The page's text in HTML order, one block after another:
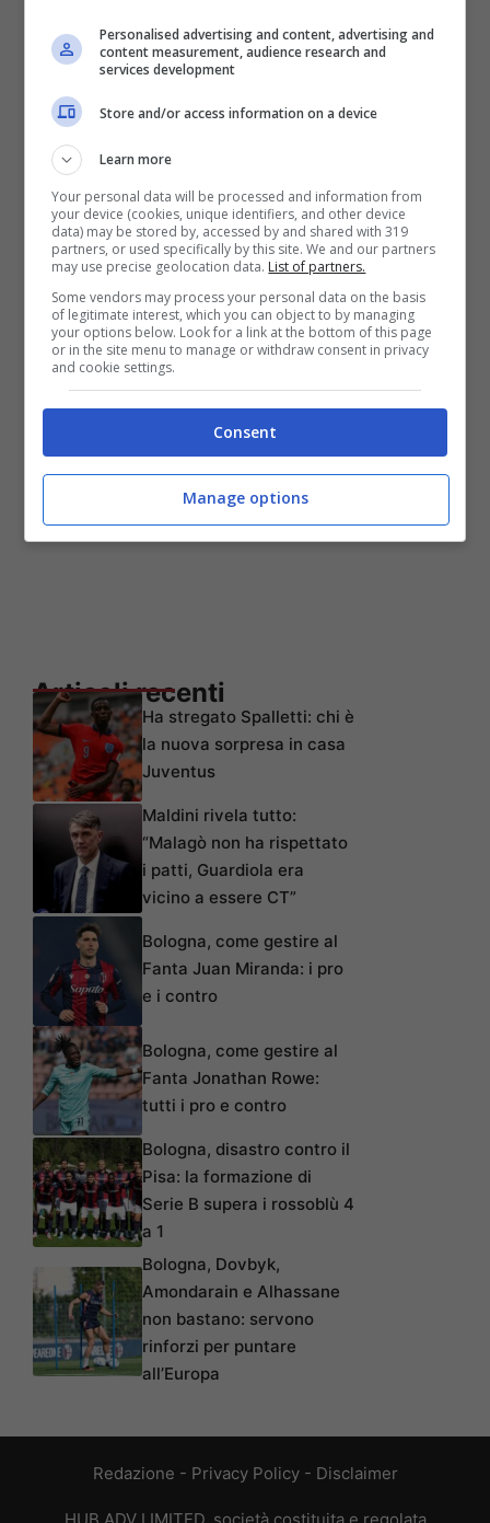
perdere di vista le piste estere: Pellegri, Niane
in uscita, diversi giornali di Buenos Aires
confermano l'arrivo di Medel in Argentina, al
Boca. Dall'america meridionale potrebbe però
giungere anche il suo potenziale sostituto:
Gonzalo Montiel, 23 anni e terzino destro
valutato dal club 8 milioni.
Articoli recenti
Ha stregato Spalletti: chi è
la nuova sorpresa in casa
Juventus
Maldini rivela tutto:
“Malagò non ha rispettato
i patti, Guardiola era
vicino a essere CT”
Bologna, come gestire al
Fanta Juan Miranda: i pro
e i contro
Bologna, come gestire al
Fanta Jonathan Rowe:
tutti i pro e contro
Bologna, disastro contro il
Pisa: la formazione di
Serie B supera i rossoblù 4
a 1
Bologna, Dovbyk,
Amondarain e Alhassane
non bastano: servono
rinforzi per puntare
all’Europa
Redazione - Privacy Policy- Disclaimer
Personalised advertising and content, advertising and
content measurement, audience research and
services development
Store and/or access information on a device
Learn more
Your personal data will be processed and information from
your device (cookies, unique identifiers, and other device
data) may be stored by, accessed by and shared with 319
partners, or used specifically by this site. We and our partners
may use precise geolocation data. List of partners.
Some vendors may process your personal data on the basis
of legitimate interest, which you can object to by managing
your options below. Look for a link at the bottom of this page
or in the site menu to manage or withdraw consent in privacy
and cookie settings.
Consent
Manage options